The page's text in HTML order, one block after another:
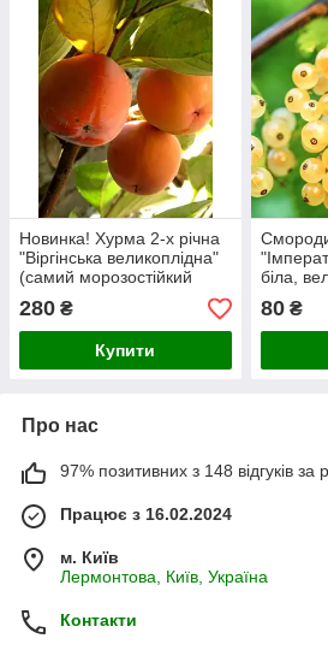
Новинка! Хурма 2-х річна
"Віргінська великоплідна"
(самий морозостійкий
сорт витримує до -35 °)
280 ₴
Купити
біла,
річний
80₴
Про нас
97% позитивних з 148 відгуків за
Працює з 16.02.2024
м. Київ
Лермонтова, Київ, Україна
Контакти